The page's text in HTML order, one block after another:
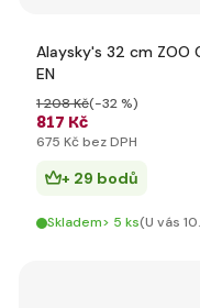
Alaysky's 32 cm ZOO
EN
817 Kč
1 208 Kč(-32 %)
675 Kč bez DPH
+ 29 bodů
Skladem> 5 ks(U vás